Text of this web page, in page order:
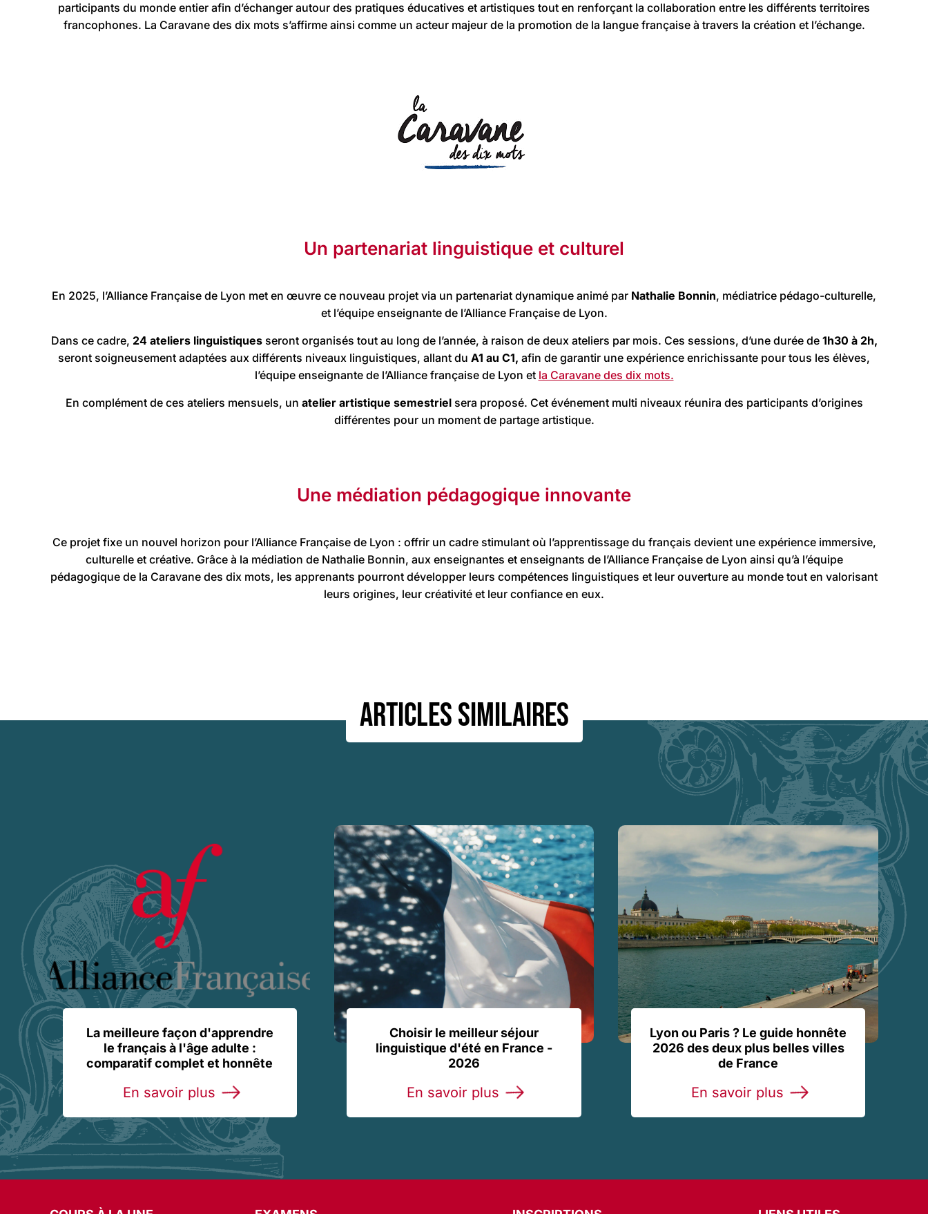
participants du monde entier afin d’échanger autour des pratiques éducatives et artistiques tout en renforçant la collaboration entre les différents territoires
francophones. La Caravane des dix mots s’affirme ainsi comme un acteur majeur de la promotion de la langue française à travers la création et l’échange.
Un partenariat linguistique et culturel
En 2025, l’Alliance Française de Lyon met en œuvre ce nouveau projet via un partenariat dynamique animé par Nathalie Bonnin, médiatrice pédago-culturelle,
et l’équipe enseignante de l’Alliance Française de Lyon.
Dans ce cadre, 24 ateliers linguistiquesseront organisés tout au long de l’année, à raison de deux ateliers par mois. Ces sessions, d’une durée de 1h30 à 2h,
seront soigneusement adaptées aux différents niveaux linguistiques, allant du A1 au C1, afin de garantir une expérience enrichissante pour tous les élèves,
l’équipe enseignante de l’Alliance française de Lyon et la Caravane des dix mots.
En complément de ces ateliers mensuels, un atelier artistique semestrielsera proposé. Cet événement multi niveaux réunira des participants d’origines
différentes pour un moment de partage artistique.
Une médiation pédagogique innovante
Ce projet fixe un nouvel horizon pour l’Alliance Française de Lyon : offrir un cadre stimulant où l’apprentissage du français devient une expérience immersive,
culturelle et créative. Grâce à la médiation de Nathalie Bonnin, aux enseignantes et enseignants de l’Alliance Française de Lyon ainsi qu’à l’équipe
pédagogique de la Caravane des dix mots, les apprenants pourront développer leurs compétences linguistiques et leur ouverture au monde tout en valorisant
leurs origines, leur créativité et leur confiance en eux.
Articles similaires
La meilleure façon d'apprendre
le français à l'âge adulte :
comparatif complet et honnête
En savoir plus
Choisir le meilleur séjour
linguistique d'été en France -
2026
En savoir plus
Lyon ou Paris ? Le guide honnête
2026 des deux plus belles villes
de France
En savoir plus